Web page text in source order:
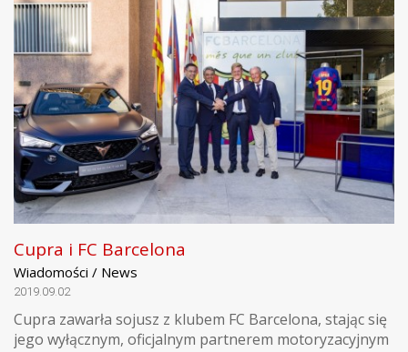
Cupra i FC Barcelona
Wiadomości / News
2019.09.02
Cupra zawarła sojusz z klubem FC Barcelona, stając się
jego wyłącznym, oficjalnym partnerem motoryzacyjnym